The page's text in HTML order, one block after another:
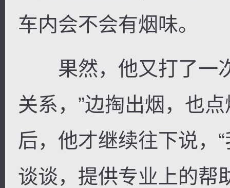
车内会不会有烟味。
果然，他又打了一次
关系，”边掏出烟，也
后，他才继续往下说，
谈谈，提供专业上的帮